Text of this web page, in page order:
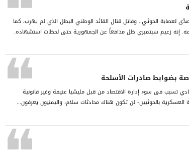
لعصابة الحوثي.. وقاتل قتال القائد الوطني البطل الذي لم يهرب، كما
إنه زعيم سبتمبري ظل مدافعاً عن الجمهورية حتى لحظات استشهاده.
بضوابط صادرات الأسلحة
تسبب فی سوء إدارة الاقتصاد من قبل ملیشیا عنیفة وغیر قانونیة
بالحوثیین- لن تكون ھناك محادثات سلام، والیمنیون یعرفون...